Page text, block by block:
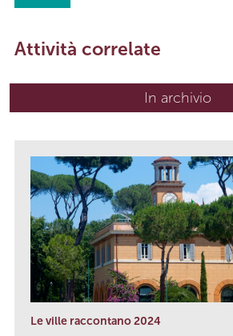
Attività correlate
In archivio
Le ville raccontano 2024